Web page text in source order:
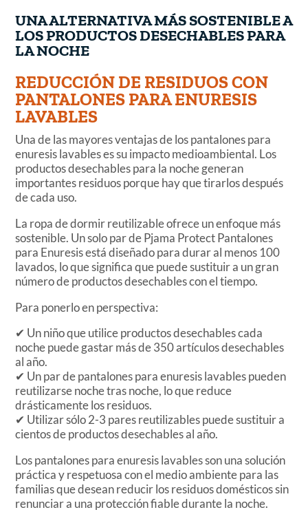
UNA ALTERNATIVA MÁS SOSTENIBLE A
LOS PRODUCTOS DESECHABLES PARA
LA NOCHE
REDUCCIÓN DE RESIDUOS CON
PANTALONES PARA ENURESIS
LAVABLES
Una de las mayores ventajas de los pantalones para
enuresis lavables es su impacto medioambiental. Los
productos desechables para la noche generan
importantes residuos porque hay que tirarlos después
de cada uso.
La ropa de dormir reutilizable ofrece un enfoque más
sostenible. Un solo par de Pjama Protect Pantalones
para Enuresis está diseñado para durar al menos 100
lavados, lo que significa que puede sustituir a un gran
número de productos desechables con el tiempo.
Para ponerlo en perspectiva:
✔ Un niño que utilice productos desechables cada
noche puede gastar más de 350 artículos desechables
al año.
✔ Un par de pantalones para enuresis lavables pueden
reutilizarse noche tras noche, lo que reduce
drásticamente los residuos.
✔ Utilizar sólo 2-3 pares reutilizables puede sustituir a
cientos de productos desechables al año.
Los pantalones para enuresis lavables son una solución
práctica y respetuosa con el medio ambiente para las
familias que desean reducir los residuos domésticos sin
renunciar a una protección fiable durante la noche.